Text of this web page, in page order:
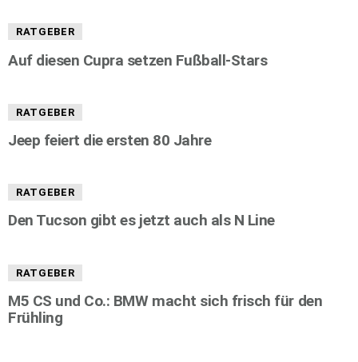
RATGEBER
Auf diesen Cupra setzen Fußball-Stars
RATGEBER
Jeep feiert die ersten 80 Jahre
RATGEBER
Den Tucson gibt es jetzt auch als N Line
RATGEBER
M5 CS und Co.: BMW macht sich frisch für den
Frühling